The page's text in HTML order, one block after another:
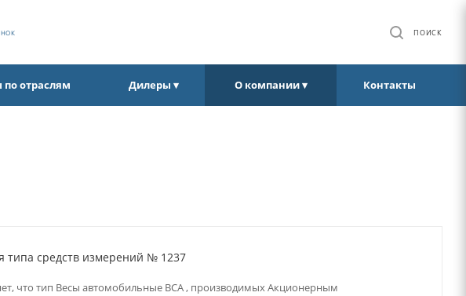
ПОИСК
по отраслям Дилеры ▾ О компании ▾ Контакты
типа средств измерений № 1237
что тип Весы автомобильные ВСА , производимых Акционерным